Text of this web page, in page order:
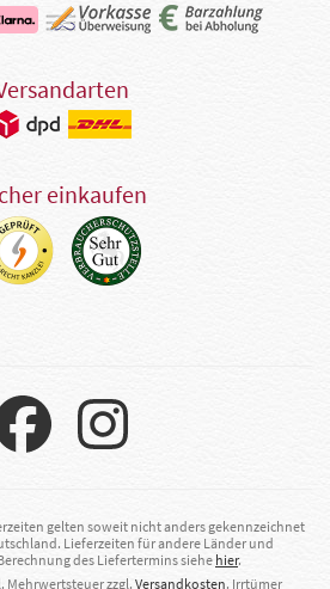
einkaufen
gelten soweit nicht anders gekennzeichnet
Lieferzeiten für andere Länder und
des Liefertermins siehe hier.
Mehrwertsteuer zzgl.Versandkosten. Irrtümer